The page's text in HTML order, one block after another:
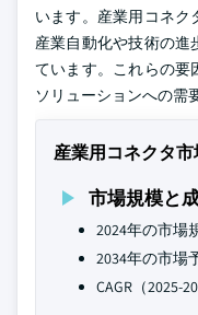
います。産業用コネク
産業自動化や技術の進
ています。これらの要
ソリューションへの需
産業用コネクタ
市場規模と
2024年の市場
2034年の市場
CAGR（2025-